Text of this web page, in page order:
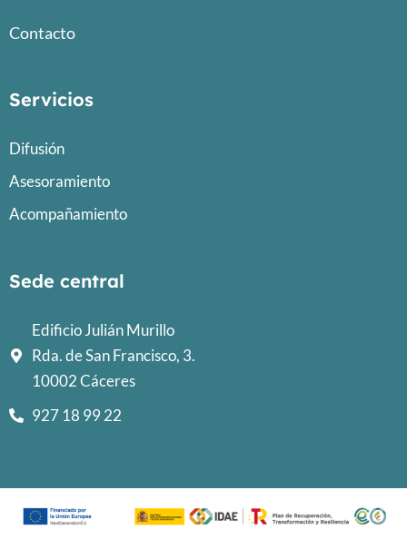
Contacto
Servicios
Difusión
Asesoramiento
Acompañamiento
Sede central
Edificio Julián Murillo
Rda. de San Francisco, 3.
10002 Cáceres
927 18 99 22